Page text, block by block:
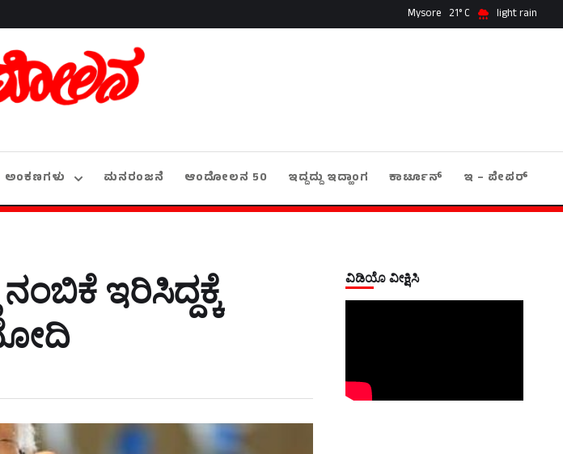
Mysore 21 light rain
ಅಂಕಣಗಳು ಮನರಂಜನೆ ಆಂದೋಲನ 50 ಇದ್ದದ್ದು ಇದ್ಹಾಂಗ ಕಾರ್ಟೂನ್ ಇ – ಪೇಪರ್
ಇರಿಸಿದ್ದಕ್ಕೆ
ವಿಡಿಯೊ ವೀಕ್ಷಿಸಿ